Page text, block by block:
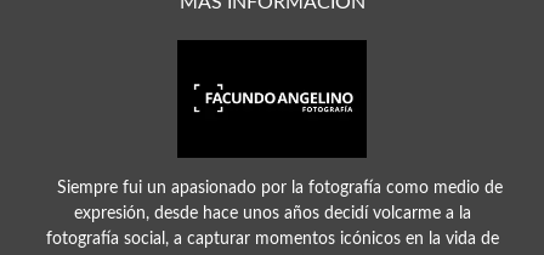
Siempre fui un apasionado por la fotografía como medio de
expresión, desde hace unos años decidí volcarme a la
fotografía social, a capturar momentos icónicos en la vida de